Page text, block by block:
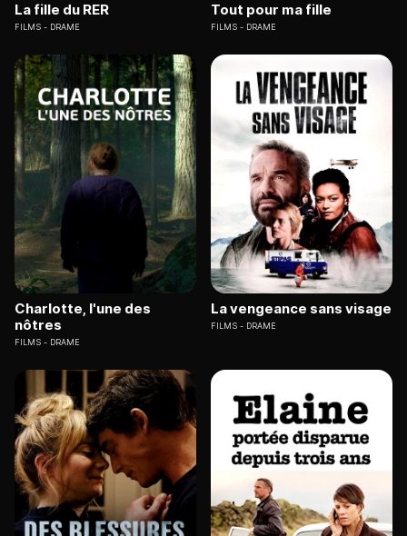
La fille du RER
FILMS DRAME
Tout pour ma fille
FILMS DRAME
Charlotte, l'une des
nôtres
FILMS DRAME
La vengeance sans visage
FILMS DRAME